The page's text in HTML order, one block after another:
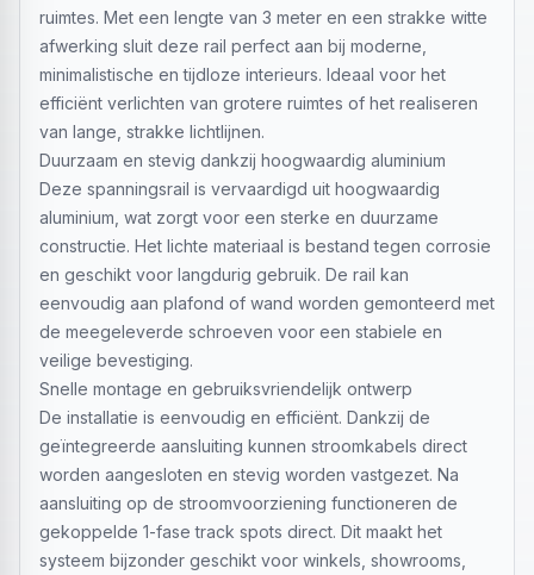
ruimtes. Met een lengte van 3 meter en een strakke witte
afwerking sluit deze rail perfect aan bij moderne,
minimalistische en tijdloze interieurs. Ideaal voor het
efficiënt verlichten van grotere ruimtes of het realiseren
van lange, strakke lichtlijnen.
Duurzaam en stevig dankzij hoogwaardig aluminium
Deze spanningsrail is vervaardigd uit hoogwaardig
aluminium, wat zorgt voor een sterke en duurzame
constructie. Het lichte materiaal is bestand tegen corrosie
en geschikt voor langdurig gebruik. De rail kan
eenvoudig aan plafond of wand worden gemonteerd met
de meegeleverde schroeven voor een stabiele en
veilige bevestiging.
Snelle montage en gebruiksvriendelijk ontwerp
De installatie is eenvoudig en efficiënt. Dankzij de
geïntegreerde aansluiting kunnen stroomkabels direct
worden aangesloten en stevig worden vastgezet. Na
aansluiting op de stroomvoorziening functioneren de
gekoppelde 1-fase track spots direct. Dit maakt het
systeem bijzonder geschikt voor winkels, showrooms,